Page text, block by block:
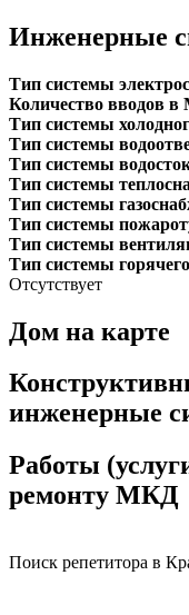
Инженерные
Тип системы
Количество вводов
Тип системы
Тип системы
Тип системы
Тип системы
Тип системы
Тип системы
Тип системы
Тип системы
Отсутствует
Дом на карте
инженерные
Работы
ремонту МКД
Поиск репетитора в